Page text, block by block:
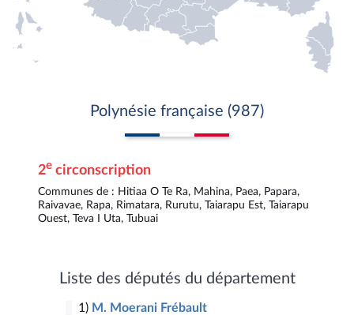
Polynésie française (987)
2e circonscription
Communes de : Hitiaa O Te Ra, Mahina, Paea, Papara,
Raivavae, Rapa, Rimatara, Rurutu, Taiarapu Est, Taiarapu
Ouest, Teva I Uta, Tubuai
Liste des députés du département
1) M. Moerani Frébault